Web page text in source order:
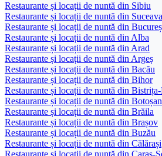
Restaurante și locații de nuntă din Sibiu
Restaurante și locații de nuntă din Suceava
Restaurante și locații de nuntă din
Restaurante și locații de nuntă din Alba
Restaurante și locații de nuntă din Arad
Restaurante și locații de nuntă din Argeș
Restaurante și locații de nuntă din Bacău
Restaurante și locații de nuntă din Bihor
Restaurante și locații de nuntă din Bistrița-
Restaurante și locații de nuntă din
Restaurante și locații de nuntă din Brăila
Restaurante și locații de nuntă din Brașov
Restaurante și locații de nuntă din Buzău
Restaurante și locații de nuntă din Călărași
Restaurante și locații de nuntă din Caraș-